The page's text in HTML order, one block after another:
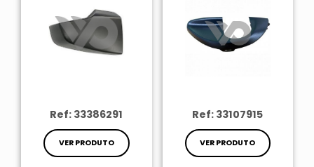
Ref: 33386291
VER PRODUTO
Ref: 33107915
VER PRODUTO